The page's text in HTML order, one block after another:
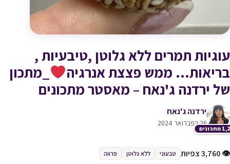
עוגיות תמרים ללא גלוטן ,טיבעיות ,
בריאות… ממש פצצת אנרגיה
_מתכון
של ירדנה ג'נאח – מאסטר מתכונים
ירדנה ג'נאח
26 בפברואר 2024
👁 3,760 צפיות טבעוני ללא גלוטן פרווה